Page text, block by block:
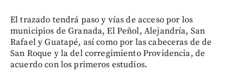
El trazado tendrá paso y vías de acceso por los
municipios de Granada, El Peñol, Alejandría, San
Rafael y Guatapé, así como por las cabeceras de de
San Roque y la del corregimiento Providencia, de
acuerdo con los primeros estudios.